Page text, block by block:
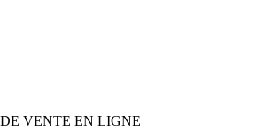
VENTE EN LIGNE